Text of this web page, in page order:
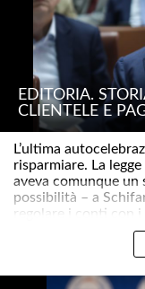
EDITORIA.
CLIENTELE E
L’ultima
risparmiare. La
aveva comunque un
possibilità – a
regolare i conti con i